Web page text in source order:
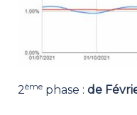
2ème phase : de